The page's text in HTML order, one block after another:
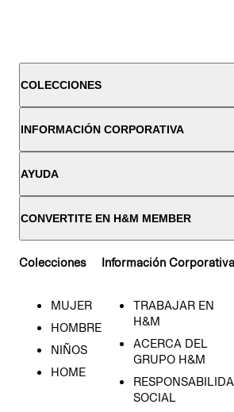
COLECCIONES
INFORMACIÓN CORPORATIVA
AYUDA
CONVERTITE EN H&M MEMBER
Colecciones
MUJER
HOMBRE
NIÑOS
HOME
Información Corporativa
TRABAJAR EN
H&M
ACERCA DEL
GRUPO H&M
SOCIAL